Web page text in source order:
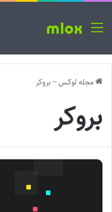
منو
مجله لوکس~بروکر
بروکر